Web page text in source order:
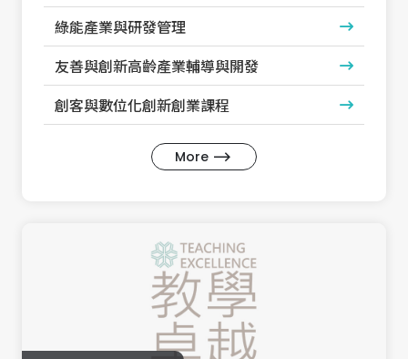
綠能產業與研發管理
友善與創新高齡產業輔導與開發
創客與數位化創新創業課程
More